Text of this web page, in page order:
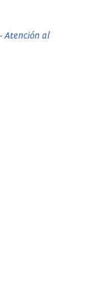
Atención al